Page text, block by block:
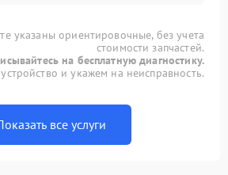
указаны ориентировочные, без учета
стоимости запчастей.
на бесплатную диагностику.
и укажем на неисправность.
все услуги